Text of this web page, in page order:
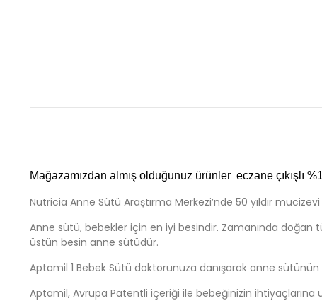
Mağazamızdan almış olduğunuz ürünler eczane çıkışlı
Nutricia Anne Sütü Araştırma Merkezi’nde 50 yıldır
Anne sütü, bebekler için en iyi besindir. Zamanında doğan
üstün besin anne sütüdür.
Aptamil 1 Bebek Sütü doktorunuza danışarak anne
Aptamil, Avrupa Patentli içeriği ile bebeğinizin ihtiyaçlarına